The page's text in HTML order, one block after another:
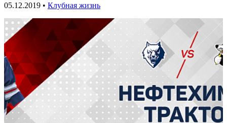
05.12.2019 • Клубная жизнь